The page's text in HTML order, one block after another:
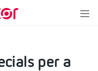
per a